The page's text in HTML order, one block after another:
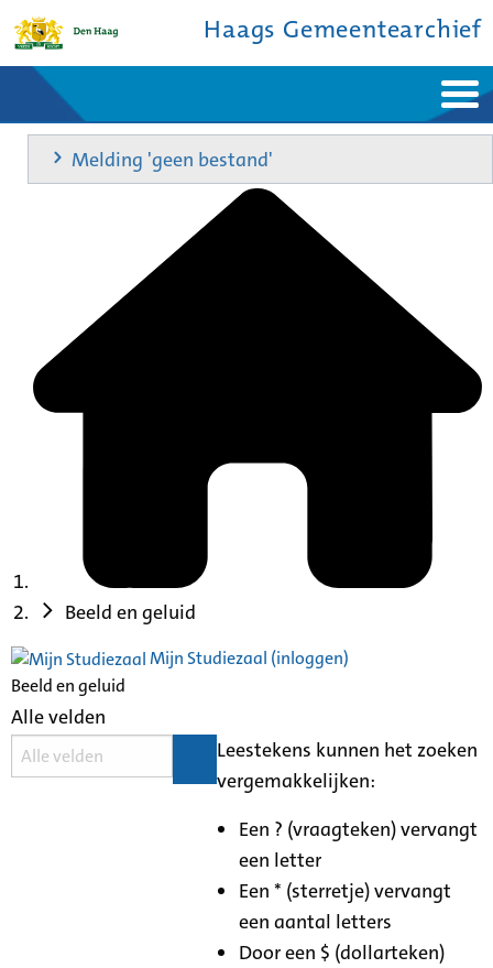
Haags Gemeentearchief
Home
Nieuws
Ontdek de stad
De studiezaal
Bronnen en collecties
Melding 'geen bestand'
Beeld en geluid
Mijn Studiezaal (inloggen)
Beeld en geluid
Alle velden
Leestekens kunnen het zoeken
vergemakkelijken:
Een ? (vraagteken) vervangt
een letter
Een * (sterretje) vervangt
een aantal letters
Door een $ (dollarteken)